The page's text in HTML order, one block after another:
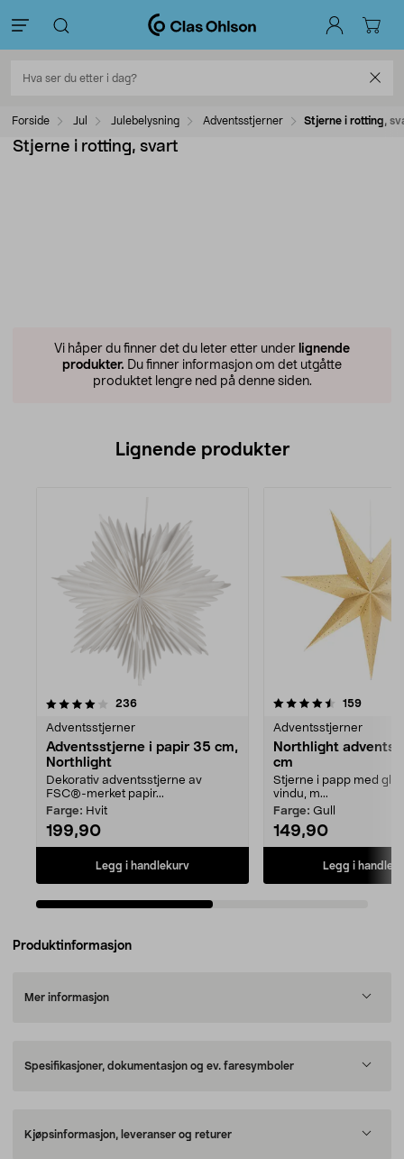
Forside Jul Julebelysning Adventsstjerner Stjerne i rotting,
Stjerne i rotting, svart
Vi håper du finner det du leter etter under lignende
produkter. Du finner informasjon om det utgåtte
produktet lengre ned på denne siden.
Lignende produkter
236anmeldelser
Adventsstjerner
Adventsstjerne i papir 35 cm,
Northlight
Dekorativ adventsstjerne av
FSC®-merket papir...
Farge: Hvit
199,90
Legg i handlekurv
4.5av 5 stjerner 159
Adventsstjerner
Northlight
cm
Stjerne i papp med
vindu, m...
Farge: Gull
149,90
Legg i
4.5av 5 stjerner
Produktinformasjon
Mer informasjon
Spesifikasjoner, dokumentasjon og ev. faresymboler
Kjøpsinformasjon, leveranser og returer